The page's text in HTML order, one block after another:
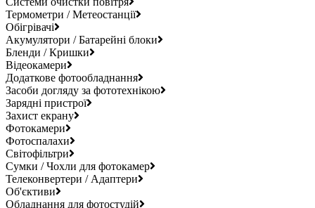
Термометри / Метеостанції
Обігрівачі
Акумулятори / Батарейні блоки
Бленди / Кришки
Відеокамери
Додаткове фотообладнання
Засоби догляду за фототехнікою
Зарядні пристрої
Захист екрану
Фотокамери
Фотоспалахи
Світофільтри
Сумки / Чохли для фотокамер
Телеконвертери / Адаптери
Об'єктиви
Обладнання для фотостудій